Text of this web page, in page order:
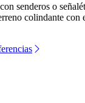
senderos o
colindante con